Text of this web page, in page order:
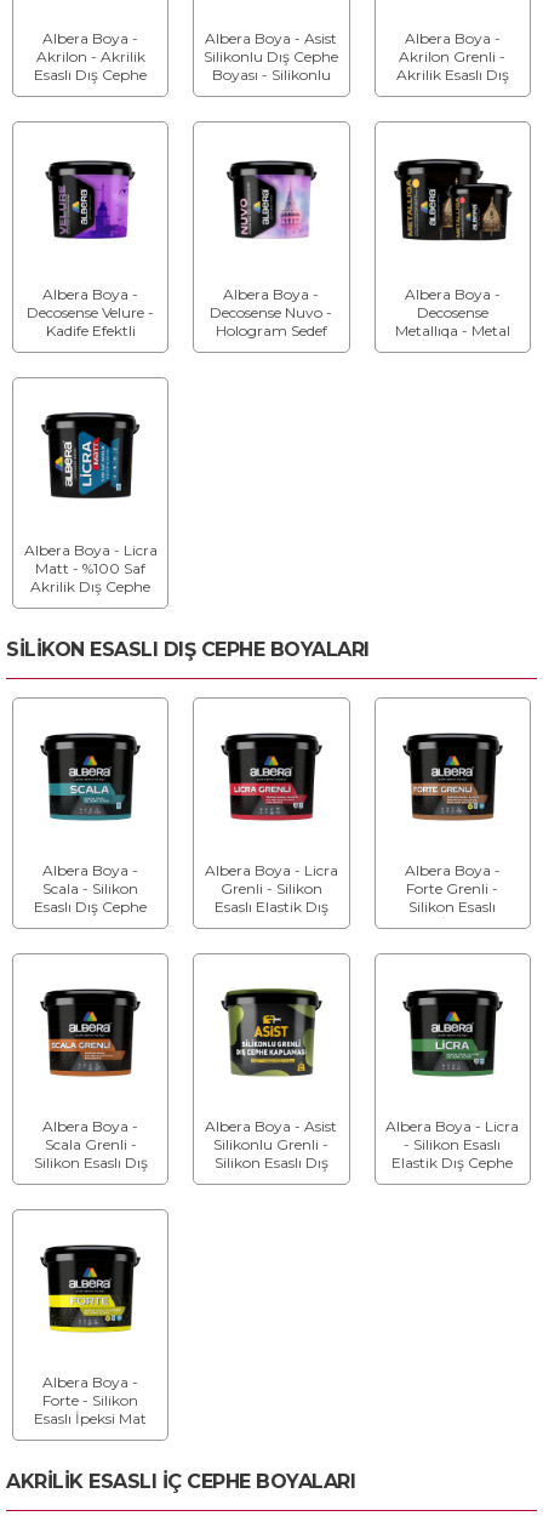
Albera Boya -
Akrilon - Akrilik
Esaslı Dış Cephe
Boyası
Albera Boya - Asist
Silikonlu Dış Cephe
Boyası - Silikonlu
Dış Cephe Boyası
Albera Boya -
Akrilon Grenli -
Akrilik Esaslı Dış
Cephe Desen
Albera Boya -
Decosense Velure -
Kadife Efektli
Dekoratif Kaplama
Albera Boya -
Decosense Nuvo -
Hologram Sedef
Efektli Dekoratif
Albera Boya -
Decosense
Metallıqa - Metal
Efektli Dekoratif
Albera Boya - Licra
Matt - %100 Saf
Akrilik Dış Cephe
Boyası
SİLİKON ESASLI DIŞ CEPHE BOYALARI
Albera Boya -
Scala - Silikon
Esaslı Dış Cephe
Boyası
Albera Boya - Licra
Grenli - Silikon
Esaslı Elastik Dış
Cephe Desen
Albera Boya -
Forte Grenli -
Silikon Esaslı
Elastik İpeksi Mat
Albera Boya -
Scala Grenli -
Silikon Esaslı Dış
Cephe Desen
Albera Boya - Asist
Silikonlu Grenli -
Silikon Esaslı Dış
Cephe Kaplama
Albera Boya - Licra
- Silikon Esaslı
Elastik Dış Cephe
Boyası
Albera Boya -
Forte - Silikon
Esaslı İpeksi Mat
Dış Cephe Boyası
AKRİLİK ESASLI İÇ CEPHE BOYALARI